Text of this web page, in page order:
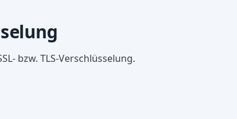
bzw. TLS-Verschlüsselung.